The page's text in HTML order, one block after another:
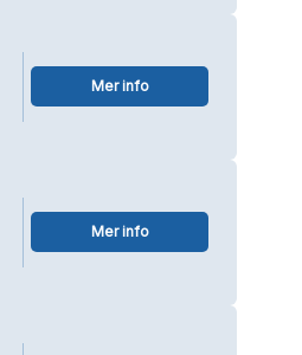
Mer info
Mer info